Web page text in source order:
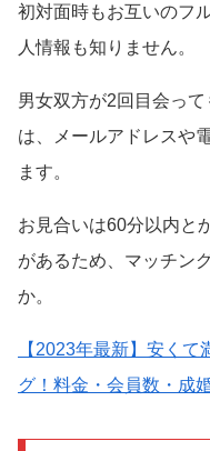
初対面時もお互いのフ
人情報も知りません。
男女双方が2回目会っ
は、メールアドレスや
ます。
お見合いは60分以内と
があるため、マッチン
か。
【2023年最新】安く
グ！料金・会員数・成